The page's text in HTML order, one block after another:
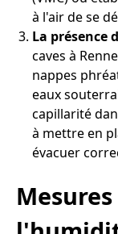
à l'air de se
La présence
caves à
nappes
eaux
capillarité
à mettre en
évacuer